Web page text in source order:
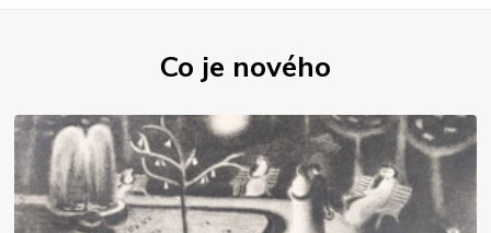
Co je nového